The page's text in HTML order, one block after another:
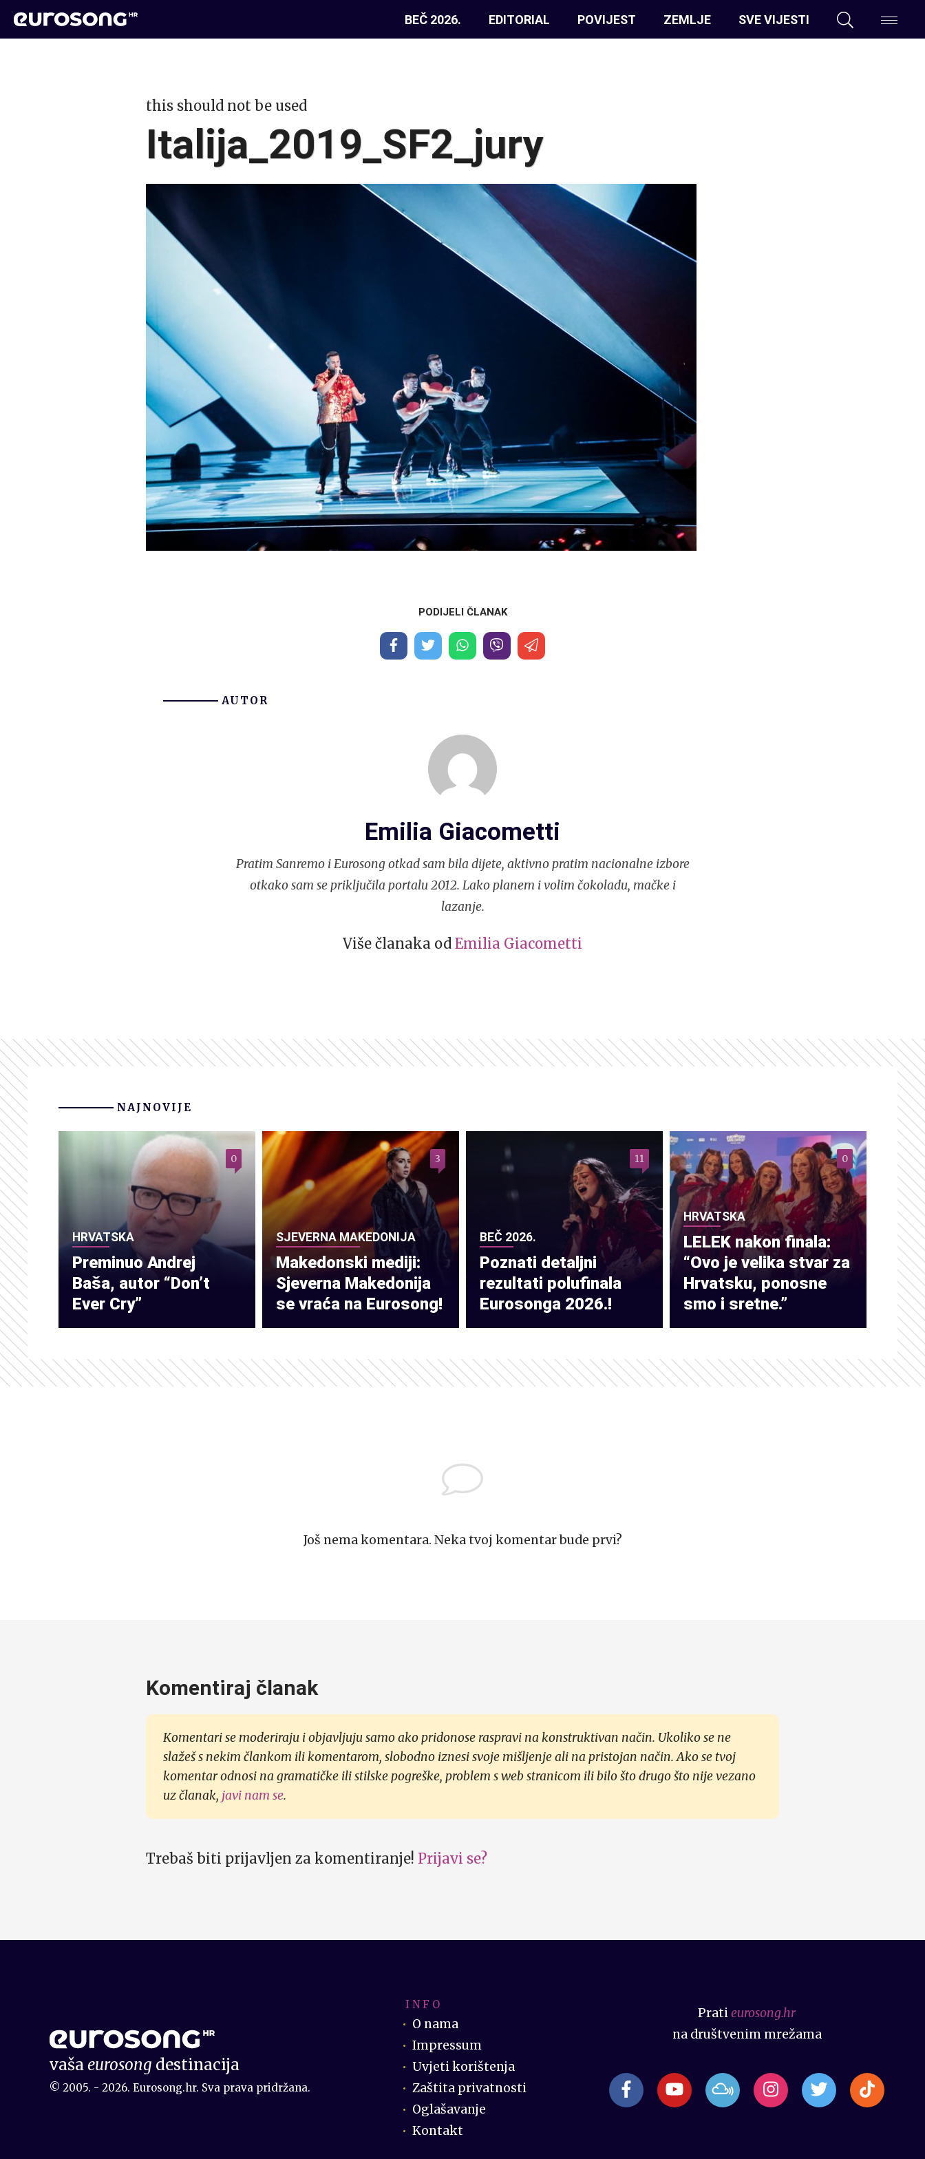
BEČ 2026. EDITORIAL POVIJEST ZEMLJE SVE VIJESTI
this should not be used
Italija_2019_SF2_jury
PODIJELI ČLANAK
AUTOR
Emilia Giacometti
Pratim Sanremo i Eurosong otkad sam bila dijete, aktivno pratim nacionalne izbore
otkako sam se priključila portalu 2012. Lako planem i volim čokoladu, mačke i
lazanje.
Više članaka od Emilia Giacometti
NAJNOVIJE
HRVATSKA
Preminuo Andrej
Baša, autor “Don’t
Ever Cry”
0
SJEVERNA MAKEDONIJA
Makedonski mediji:
Sjeverna Makedonija
se vraća na Eurosong!
3
BEČ 2026.
Poznati detaljni
rezultati polufinala
Eurosonga 2026.!
11
HRVATSKA
LELEK nakon finala:
“Ovo je velika stvar za
Hrvatsku, ponosne
smo i sretne.”
0
Još nema komentara. Neka tvoj komentar bude prvi?
Komentiraj članak
Komentari se moderiraju i objavljuju samo ako pridonose raspravi na konstruktivan način. Ukoliko se ne
slažeš s nekim člankom ili komentarom, slobodno iznesi svoje mišljenje ali na pristojan način. Ako se tvoj
komentar odnosi na gramatičke ili stilske pogreške, problem s web stranicom ili bilo što drugo što nije vezano
uz članak, javi nam se.
Trebaš biti prijavljen za komentiranje! Prijavi se?
vašaeurosong destinacija
© 2005. - 2026. Eurosong.hr. Sva prava pridržana.
I N F O
O nama
Impressum
Uvjeti korištenja
Zaštita privatnosti
Oglašavanje
Kontakt
Pratieurosong.hr
na društvenim mrežama